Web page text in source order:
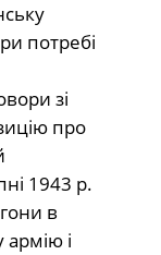
потребі
зі
про
1943 р.
в
і